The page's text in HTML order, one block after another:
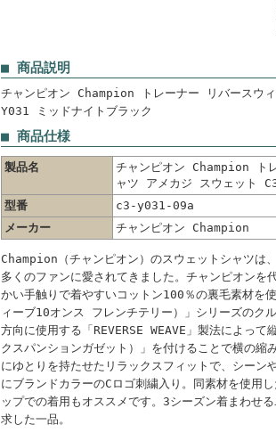
■ 商品説明
チャンピオン Champion トレーナー リバースウ
Y031 ミッドナイトブラック
■ 商品仕様
製品名
チャンピオン Champion ト
ャツ アメカジ スウェット
型番
c3-y031-09a
メーカー
チャンピオン Champion
Champion（チャンピオン）のスウェットシャツ
多くのファンに愛されてきました。チャンピオンを
かい手触りで着やすいコットン100％の裏毛素材
ィーブ10オンス フレンチテリー）」シリーズのク
方向に使用する「REVERSE WEAVE」製法によっ
クスパンションガゼット）」を付けることで横の縮
にゆとりを持たせたリラックスフィットで、シーン
にブランドカラーのCロゴ刺繍入り。同素材を使用
ップでの着用もオススメです。3シーズン着まわせ
求した一品。